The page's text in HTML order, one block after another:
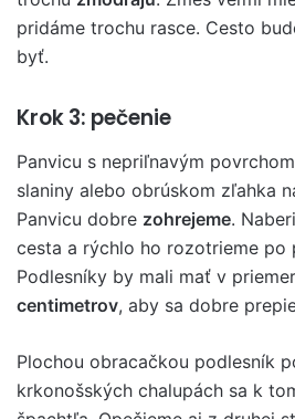
pridáme trochu rasce. Cesto
byť.
Krok 3: pečenie
Panvicu s nepriľnavým
slaniny alebo obrúskom zľahka
Panvicu dobre zohrejeme.
cesta a rýchlo ho rozotrieme po
Podlesníky by mali mať v
centimetrov, aby sa dobre
Plochou obracačkou podlesník
krkonošských chalupách sa k